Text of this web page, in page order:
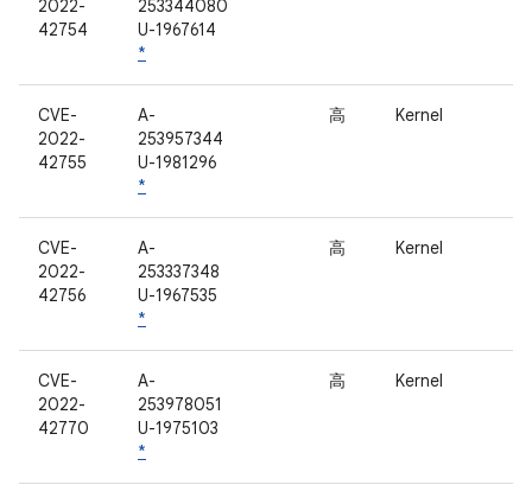
2022-
42754
253344080
U-1967614
*
CVE-
2022-
42755
A-
253957344
U-1981296
*
高 Kernel
CVE-
2022-
42756
A-
253337348
U-1967535
*
高 Kernel
CVE-
2022-
42770
A-
253978051
U-1975103
*
高 Kernel